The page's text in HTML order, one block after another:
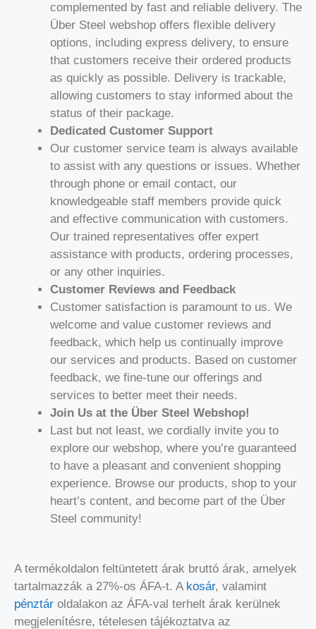
complemented by fast and reliable delivery. The
Über Steel webshop offers flexible delivery
options, including express delivery, to ensure
that customers receive their ordered products
as quickly as possible. Delivery is trackable,
allowing customers to stay informed about the
status of their package.
Dedicated Customer Support
Our customer service team is always available
to assist with any questions or issues. Whether
through phone or email contact, our
knowledgeable staff members provide quick
and effective communication with customers.
Our trained representatives offer expert
assistance with products, ordering processes,
or any other inquiries.
Customer Reviews and Feedback
Customer satisfaction is paramount to us. We
welcome and value customer reviews and
feedback, which help us continually improve
our services and products. Based on customer
feedback, we fine-tune our offerings and
services to better meet their needs.
Join Us at the Über Steel Webshop!
Last but not least, we cordially invite you to
explore our webshop, where you’re guaranteed
to have a pleasant and convenient shopping
experience. Browse our products, shop to your
heart’s content, and become part of the Über
Steel community!
A termékoldalon feltüntetett árak bruttó árak, amelyek
tartalmazzák a 27%-os ÁFA-t. A kosár, valamint
pénztár oldalakon az ÁFA-val terhelt árak kerülnek
megjelenítésre, tételesen tájékoztatva az